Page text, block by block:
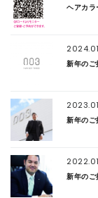
ヘアカラ
新年のご
新年のご
新年のご